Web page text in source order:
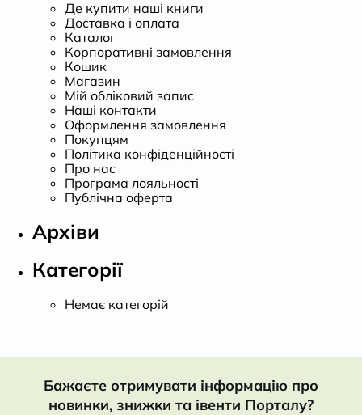
Де купити наші книги
Доставка і оплата
Каталог
Корпоративні замовлення
Кошик
Магазин
Мій обліковий запис
Наші контакти
Оформлення замовлення
Покупцям
Політика конфіденційності
Про нас
Програма лояльності
Публічна оферта
Архіви
Категорії
Немає категорій
Бажаєте отримувати інформацію про
новинки, знижки та івенти Порталу?